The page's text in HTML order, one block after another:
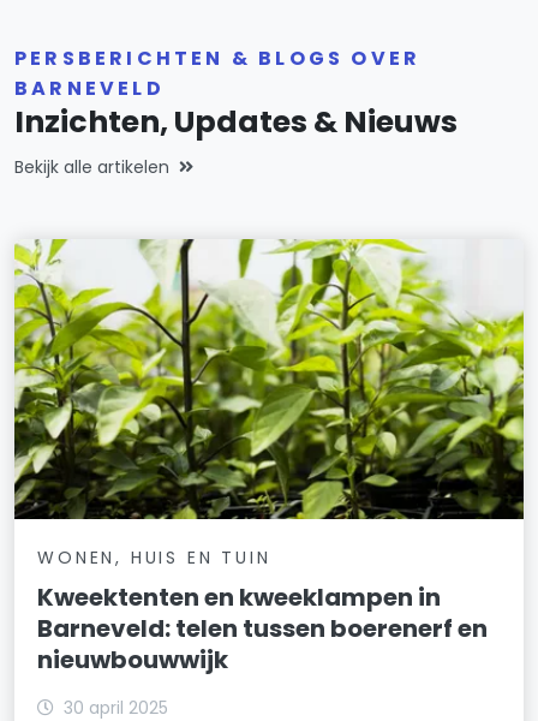
PERSBERICHTEN & BLOGS OVER
BARNEVELD
Inzichten, Updates & Nieuws
Bekijk alle artikelen
WONEN, HUIS EN TUIN
Kweektenten en kweeklampen in
Barneveld: telen tussen boerenerf en
nieuwbouwwijk
30 april 2025